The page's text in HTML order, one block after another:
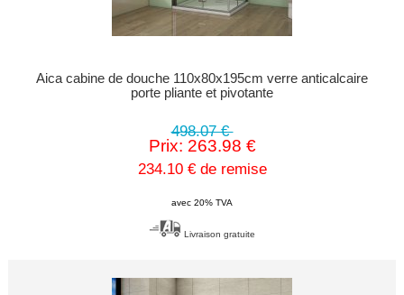
Aica cabine de douche 110x80x195cm verre anticalcaire
porte pliante et pivotante
498.07 €
Prix: 263.98 €
234.10 € de remise
avec 20% TVA
Livraison gratuite